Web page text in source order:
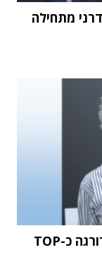
מתחילה
מחקר STKI השנתי: וואן טכנולוגיות דורגה כ-TOP